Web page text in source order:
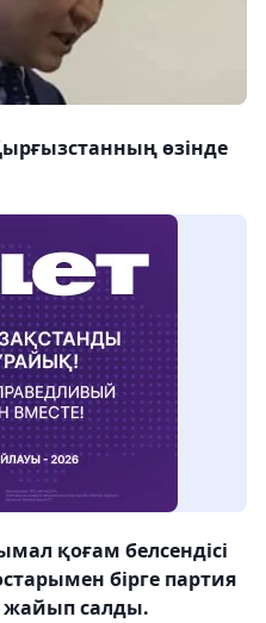
өзінде
қоғам белсендісі
бірге партия
жайып салды.